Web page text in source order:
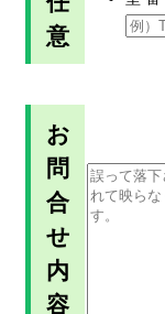
意
お
問
合
せ
内
容